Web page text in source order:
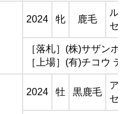
2024 牝 鹿毛
ル
セ
［落札］(株)サザン
［上場］(有)チコウ
2024 牡 黒鹿毛
ア
セ